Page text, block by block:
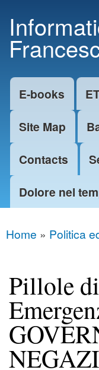
main
Main menu
E-books
Site Map
Contacts
Dolore nel
You are here
Home » Politica
Pillole